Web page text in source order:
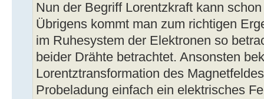
Nun der Begriff Lorentzkraft kann
Übrigens kommt man zum richtigen
im Ruhesystem der Elektronen so
beider Drähte betrachtet. Ansonsten
Lorentztransformation des
Probeladung einfach ein elektrisches